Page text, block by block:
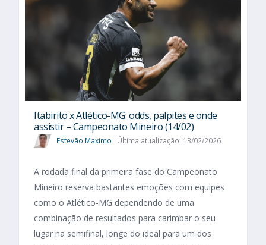
Itabirito x Atlético-MG: odds, palpites e onde
assistir – Campeonato Mineiro (14/02)
Estevão Maximo Última atualização: 13/02/2026
A rodada final da primeira fase do Campeonato
Mineiro reserva bastantes emoções com equipes
como o Atlético-MG dependendo de uma
combinação de resultados para carimbar o seu
lugar na semifinal, longe do ideal para um dos